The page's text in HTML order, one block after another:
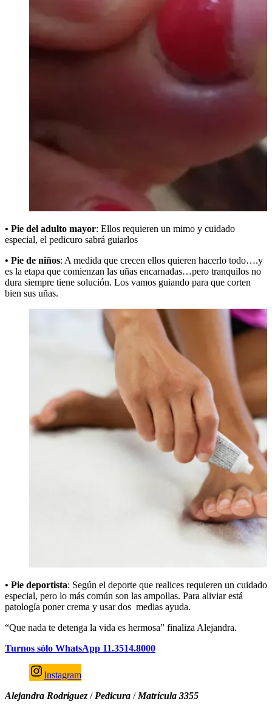
• Pie del adulto mayor: Ellos requieren un mimo y cuidado
especial, el pedicuro sabrá guiarlos
• Pie de niños: A medida que crecen ellos quieren hacerlo todo….y
es la etapa que comienzan las uñas encarnadas…pero tranquilos no
dura siempre tiene solución. Los vamos guiando para que corten
bien sus uñas.
• Pie deportista: Según el deporte que realices requieren un cuidado
especial, pero lo más común son las ampollas. Para aliviar está
patología poner crema y usar dos medias ayuda.
“Que nada te detenga la vida es hermosa” finaliza Alejandra.
Turnos sólo WhatsApp 11.3514.8000
Instagram
Alejandra Rodríguez / Pedicura / Matrícula 3355